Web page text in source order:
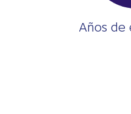
Años de